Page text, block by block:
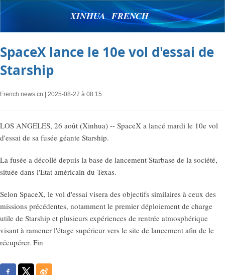
XINHUA FRENCH
SpaceX lance le 10e vol d'essai de
Starship
French.news.cn | 2025-08-27 à 08:15
LOS ANGELES, 26 août (Xinhua) -- SpaceX a lancé mardi le 10e vol
d'essai de sa fusée géante Starship.
La fusée a décollé depuis la base de lancement Starbase de la société,
située dans l'Etat américain du Texas.
Selon SpaceX, le vol d'essai visera des objectifs similaires à ceux des
missions précédentes, notamment le premier déploiement de charge
utile de Starship et plusieurs expériences de rentrée atmosphérique
visant à ramener l'étage supérieur vers le site de lancement afin de le
récupérer. Fin